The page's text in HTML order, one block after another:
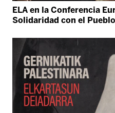
ELA en la Conferencia
Solidaridad con el